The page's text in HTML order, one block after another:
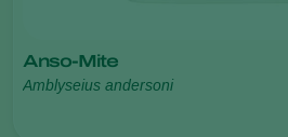
Anso-Mite
Amblyseius andersoni